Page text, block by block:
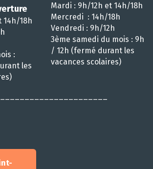
14h/18h
:
les
Mardi : 9h/12h et 14h/18h
Mercredi : 14h/18h
Vendredi : 9h/12h
3ème samedi du mois : 9h
/ 12h (fermé durant les
vacances scolaires)